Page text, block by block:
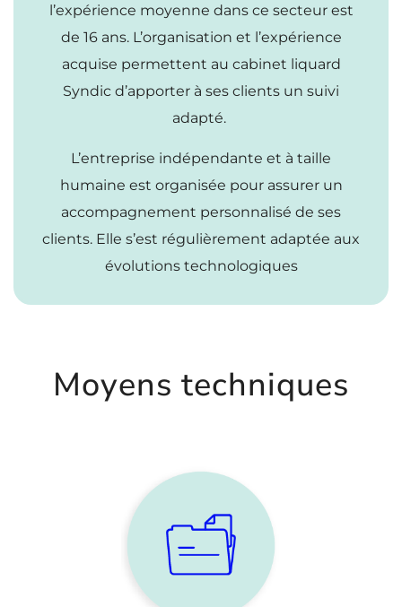
l’expérience moyenne dans ce secteur est
de 16 ans. L’organisation et l’expérience
acquise permettent au cabinet liquard
Syndic d’apporter à ses clients un suivi
adapté.
L’entreprise indépendante et à taille
humaine est organisée pour assurer un
accompagnement personnalisé de ses
clients. Elle s’est régulièrement adaptée aux
évolutions technologiques
Moyens techniques